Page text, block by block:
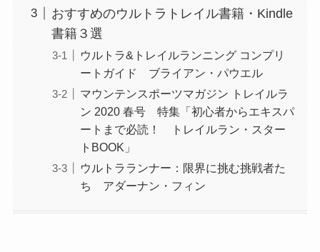
おすすめのウルトラトレイル書籍・Kindle
書籍３選
ウルトラ&トレイルランニング コンプリ
ートガイド ブライアン・パウエル
マウンテンスポーツマガジン トレイルラ
ン 2020 春号 特集「初心者からエキスパ
ートまで必読！ トレイルラン・スター
トBOOK」
ウルトラランナー：限界に挑む挑戦者た
ち アダーナン・フィン